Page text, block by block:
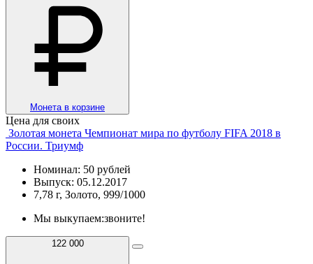
Монета в корзине
Цена для своих
Золотая монета Чемпионат мира по футболу FIFA 2018 в
России. Триумф
Номинал: 50 рублей
Выпуск: 05.12.2017
7,78 г, Золото, 999/1000
Мы выкупаем:звоните!
122 000